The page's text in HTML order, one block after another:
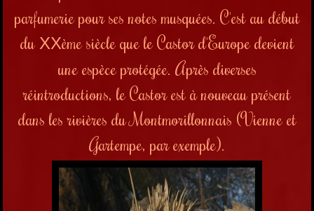
parfumerie pour ses notes musquées. C'est au début
du XXème siècle que le Castor d'Europe devient
une espèce protégée. Après diverses
réintroductions, le Castor est à nouveau présent
dans les rivières du Montmorillonnais (Vienne et
Gartempe, par exemple).